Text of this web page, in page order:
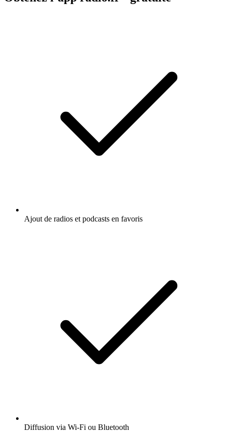
Ajout de radios et podcasts en favoris
Diffusion via Wi-Fi ou Bluetooth